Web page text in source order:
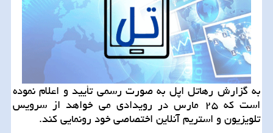
به گزارش رهاتل اپل به صورت رسمی تأیید و اعلام نموده
است كه ۲۵ مارس در رویدادی می خواهد از سرویس
تلویزیون و استریم آنلاین اختصاصی خود رونمایی كند.